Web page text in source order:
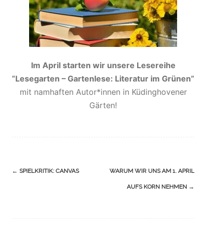
Im April starten wir unsere Lesereihe
“Lesegarten – Gartenlese: Literatur im Grünen”
mit namhaften Autor*innen in Küdinghovener
Gärten!
Navigation
← SPIELKRITIK: CANVAS WARUM WIR UNS AM 1. APRIL
AUFS KORN NEHMEN →